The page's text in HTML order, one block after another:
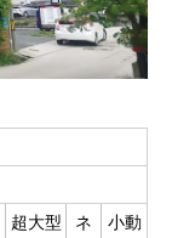
超大型
ネ
小動